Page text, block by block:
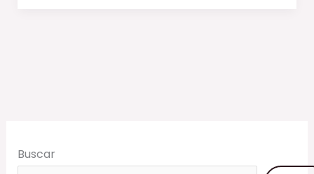
Buscar